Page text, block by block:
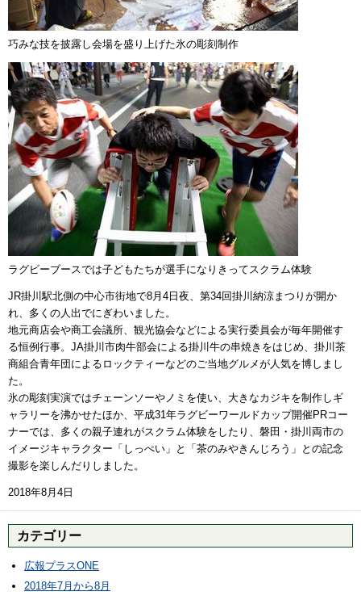
巧みな技を披露し会場を盛り上げた氷の彫刻制作
ラグビーブースでは子どもたちが選手になりきってスクラム体験
JR掛川駅北側の中心市街地で8月4日夜、第34回掛川納涼まつりが開か
れ、多くの人出でにぎわいました。
地元商店会や商工会議所、観光協会などによる実行委員会が毎年開催す
る恒例行事。JA掛川市肉牛部会による掛川牛の串焼きをはじめ、掛川茶
商組合青年団によるロックティーなどのご当地グルメが人気を博しまし
た。
氷の彫刻実演ではチェーンソーやノミを使い、大きなカジキを制作しギ
ャラリーを沸かせたほか、平成31年ラグビーワールドカップ開催PRコー
ナーでは、多くの親子連れがスクラム体験をしたり、磐田・掛川両市の
イメージキャラクター「しっぺい」と「茶のみやきんじろう」との記念
撮影を楽しんだりしました。
2018年8月4日
カテゴリー
広報プラスONE
2018年7月から8月